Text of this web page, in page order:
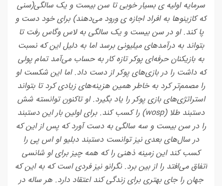
سرمایه اولیه ی بسیار خوبی تا سن بیست و یک سالگی(سنی
که کازینوها به افراد اجازه ی ورود می‌دهند) برای خود دست و
پا کند. او در سن بیست و یک سالگی به لاس وگاس رفت تا
بتواند به درآمدهای میلیونی برسد اما به دلیل این که نسبت
به بازیکنان حرفه‌ای پوکر تازه کار به حساب می‌آمد تمام پولی
که داشت را در بازی‌های پوکر از دست داد. اما این شکست او
را مصمم‌تر کرد به خاطر همین هزینه‌های زیادی کرد تا بتواند
استراتژی‌های بازی پوکر را یاد بگیرد. او تاکنون توانسته شش
دستبند طلا (wosp) را کسب کند. برای اولین بار این دستبند
را در سن بیست و سه سالگی به دست آورد که پس از این که
در سال‌های بعدی نیز توانست دستبند دبلیو او اس پی را
کسب کند این زمینه ذهنی را که همه چیز برای او شانسی
اتفاق می‌افتد را از بین برد. نگرانو نیز فردی است که به این که
جهان را جای بهتری برای زندگی کند اعتقاد دارد. هر ساله در